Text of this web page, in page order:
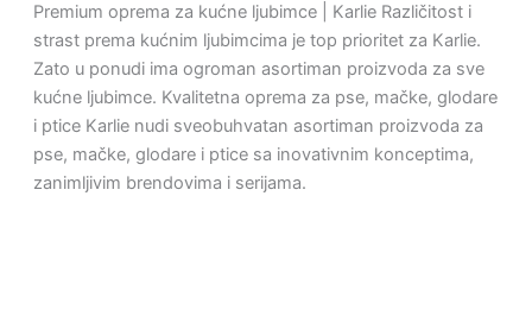
Premium oprema za kućne ljubimce | Karlie Različitost i
strast prema kućnim ljubimcima je top prioritet za Karlie.
Zato u ponudi ima ogroman asortiman proizvoda za sve
kućne ljubimce. Kvalitetna oprema za pse, mačke, glodare
i ptice Karlie nudi sveobuhvatan asortiman proizvoda za
pse, mačke, glodare i ptice sa inovativnim konceptima,
zanimljivim brendovima i serijama.